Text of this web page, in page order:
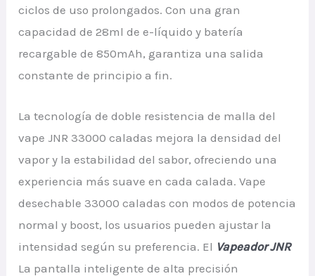
ciclos de uso prolongados. Con una gran
capacidad de 28ml de e-líquido y batería
recargable de 850mAh, garantiza una salida
constante de principio a fin.
La tecnología de doble resistencia de malla del
vape JNR 33000 caladas mejora la densidad del
vapor y la estabilidad del sabor, ofreciendo una
experiencia más suave en cada calada. Vape
desechable 33000 caladas con modos de potencia
normal y boost, los usuarios pueden ajustar la
intensidad según su preferencia. El Vapeador JNR
La pantalla inteligente de alta precisión